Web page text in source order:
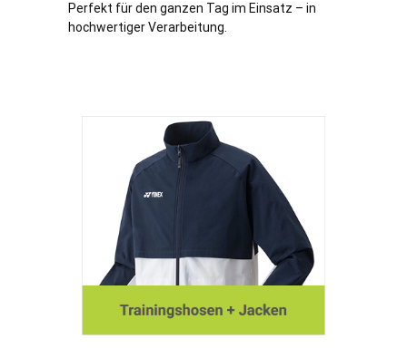
Perfekt für den ganzen Tag im Einsatz – in
hochwertiger Verarbeitung.